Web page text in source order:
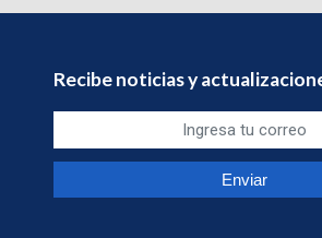
Recibe noticias y